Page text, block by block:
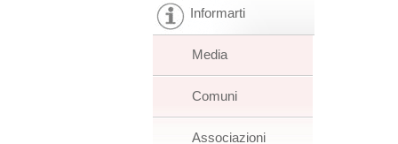
Informarti
Media
Comuni
Associazioni